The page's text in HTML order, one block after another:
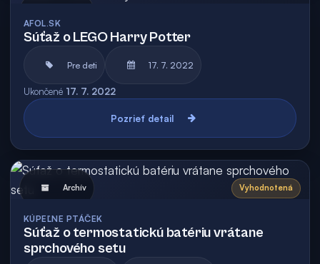
AFOL.SK
Súťaž o LEGO Harry Potter
Pre deti 17. 7. 2022
Ukončené 17. 7. 2022
Pozrieť detail
Archív Vyhodnotená
KÚPEĽNE PTÁČEK
Súťaž o termostatickú batériu vrátane
sprchového setu